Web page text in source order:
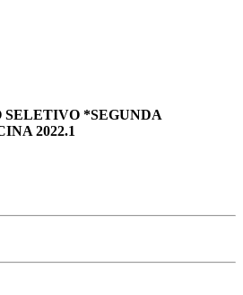
SELETIVO *SEGUNDA
2022.1